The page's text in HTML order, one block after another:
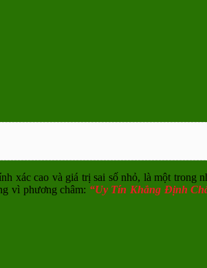
xác cao và giá trị sai số nhỏ, là một trong
vì phương châm: “Uy Tín Khẳng Định